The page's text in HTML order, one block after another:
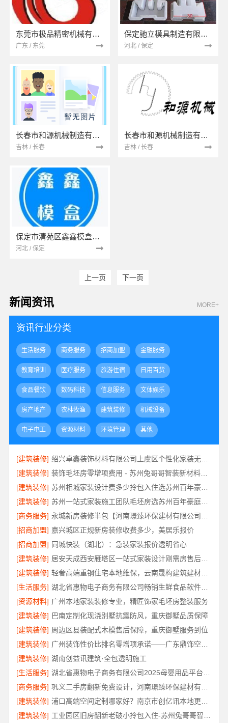
东莞市极品精密机械有限公司
广东 / 东莞
保定驰立模具制造有限公司
河北 / 保定
长春市和源机械制造有限公司
吉林 / 长春
长春市和源机械制造有限公司
吉林 / 长春
保定市清苑区鑫鑫模盒模具加工厂
河北 / 保定
上一页 下一页
新闻资讯 MORE+
资讯行业分类
生活服务 商务服务 招商加盟 金融服务
教育培训 医疗服务 旅游住宿 日用百货
食品餐饮 数码科技 信息服务 文体娱乐
房产地产 农林牧渔 建筑装修 机械设备
电子电工 资源材料 环境管理 其他
[建筑装修]
绍兴卓鑫装饰材料有限公司上虞区个性化家装无隐形增项
[建筑装修]
装饰毛坯房零增项费用 - 苏州兔哥哥智装新材料有限公司
[建筑装修]
苏州相城家装设计费多少拎包入住选苏州百年豪庭新材料有限公司
[建筑装修]
苏州一站式家装施工团队毛坯房选苏州百年豪庭新材料有限公司
[商务服务]
[招商加盟] 嘉兴城区正规新房装修收费多少，美居乐报价
[招商加盟] 同城快装（湖北）：急装家装报价透明省心
[建筑装修]
居安天成西安雁塔区一站式家装设计刚需房售后完善
[建筑装修]
轻奢高端重钢住宅本地维保，云南晟构建筑建材有限公司
[生活服务]
湖北省惠物电子商务有限公司畅销生鲜食品软件功能
[资源材料] 广州本地家装装修专业，精匠饰家毛坯房整装服务
[建筑装修] 巴南定制化现浇别墅抗震防风，重庆御墅品质保障
[建筑装修] 周边区县装配式木模售后保障，重庆御墅服务到位
[建筑装修]
[建筑装修] 湖南创益讯建筑·全包透明施工
[生活服务]
[商务服务]
[建筑装修]
[建筑装修]